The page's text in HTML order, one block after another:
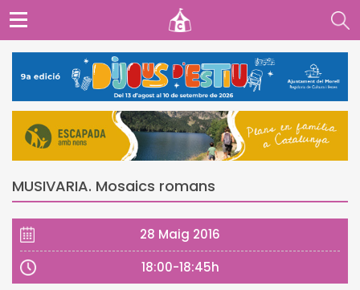
MUSIVARIA. Mosaics romans
28 Maig 2016
18:00-18:45h